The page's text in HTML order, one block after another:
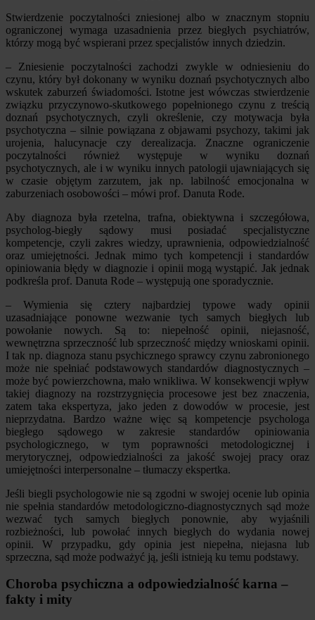
Stwierdzenie poczytalności zniesionej albo w znacznym stopniu
ograniczonej wymaga uzasadnienia przez biegłych psychiatrów,
którzy mogą być wspierani przez specjalistów innych dziedzin.
– Zniesienie poczytalności zachodzi zwykle w odniesieniu do
czynu, który był dokonany w wyniku doznań psychotycznych albo
wskutek zaburzeń świadomości. Istotne jest wówczas stwierdzenie
związku przyczynowo-skutkowego popełnionego czynu z treścią
doznań psychotycznych, czyli określenie, czy motywacja była
psychotyczna – silnie powiązana z objawami psychozy, takimi jak
urojenia, halucynacje czy derealizacja. Znaczne ograniczenie
poczytalności również występuje w wyniku doznań
psychotycznych, ale i w wyniku innych patologii ujawniających się
w czasie objętym zarzutem, jak np. labilność emocjonalna w
zaburzeniach osobowości – mówi prof. Danuta Rode.
Aby diagnoza była rzetelna, trafna, obiektywna i szczegółowa,
psycholog-biegły sądowy musi posiadać specjalistyczne
kompetencje, czyli zakres wiedzy, uprawnienia, odpowiedzialność
oraz umiejętności. Jednak mimo tych kompetencji i standardów
opiniowania błędy w diagnozie i opinii mogą wystąpić. Jak jednak
podkreśla prof. Danuta Rode – występują one sporadycznie.
– Wymienia się cztery najbardziej typowe wady opinii
uzasadniające ponowne wezwanie tych samych biegłych lub
powołanie nowych. Są to: niepełność opinii, niejasność,
wewnętrzna sprzeczność lub sprzeczność między wnioskami opinii.
I tak np. diagnoza stanu psychicznego sprawcy czynu zabronionego
może nie spełniać podstawowych standardów diagnostycznych –
może być powierzchowna, mało wnikliwa. W konsekwencji wpływ
takiej diagnozy na rozstrzygnięcia procesowe jest bez znaczenia,
zatem taka ekspertyza, jako jeden z dowodów w procesie, jest
nieprzydatna. Bardzo ważne więc są kompetencje psychologa
biegłego sądowego w zakresie standardów opiniowania
psychologicznego, w tym poprawności metodologicznej i
merytorycznej, odpowiedzialności za jakość swojej pracy oraz
umiejętności interpersonalne – tłumaczy ekspertka.
Jeśli biegli psychologowie nie są zgodni w swojej ocenie lub opinia
nie spełnia standardów metodologiczno-diagnostycznych sąd może
wezwać tych samych biegłych ponownie, aby wyjaśnili
rozbieżności, lub powołać innych biegłych do wydania nowej
opinii. W przypadku, gdy opinia jest niepełna, niejasna lub
sprzeczna, sąd może podważyć ją, jeśli istnieją ku temu podstawy.
Choroba psychiczna a odpowiedzialność karna –
fakty i mity